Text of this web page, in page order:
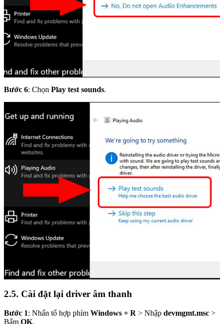
Bước 6: Chọn Play test sounds.
2.5. Cài đặt lại driver âm thanh
Bước 1: Nhấn tổ hợp phím Windows + R > Nhập devmgmt.msc >
Bấm OK.